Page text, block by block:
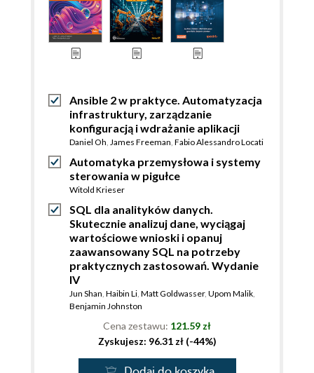
Ansible 2 w praktyce. Automatyzacja
infrastruktury, zarządzanie
konfiguracją i wdrażanie aplikacji
Daniel Oh, James Freeman, Fabio Alessandro Locati
Automatyka przemysłowa i systemy
sterowania w pigułce
Witold Krieser
SQL dla analityków danych.
Skutecznie analizuj dane, wyciągaj
wartościowe wnioski i opanuj
zaawansowany SQL na potrzeby
praktycznych zastosowań. Wydanie
IV
Jun Shan, Haibin Li, Matt Goldwasser, Upom Malik,
Benjamin Johnston
Cena zestawu: 121.59 zł
Zyskujesz: 96.31 zł (-44%)